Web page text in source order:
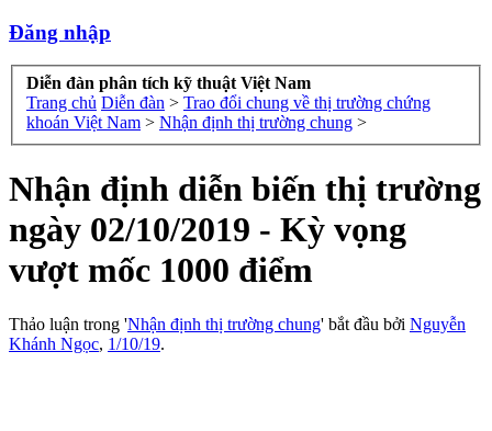
Đăng nhập
Diễn đàn phân tích kỹ thuật Việt Nam
Trang chủ Diễn đàn > Trao đổi chung về thị trường chứng
khoán Việt Nam > Nhận định thị trường chung >
Nhận định diễn biến thị trường
ngày 02/10/2019 - Kỳ vọng
vượt mốc 1000 điểm
Thảo luận trong 'Nhận định thị trường chung' bắt đầu bởi Nguyễn
Khánh Ngọc, 1/10/19.